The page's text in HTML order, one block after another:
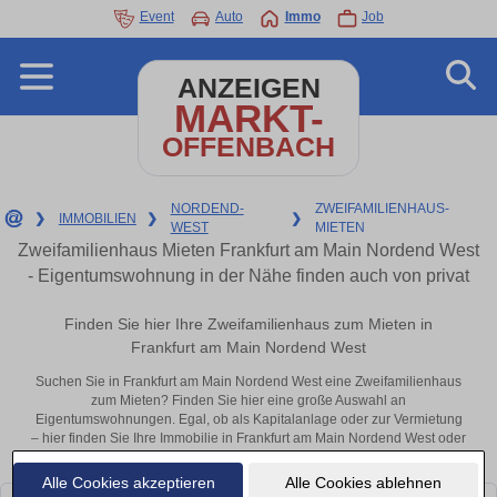
Alle Cookies akzeptieren Alle Cookies ablehnen
Event Auto Immo Job
ANZEIGEN
MARKT-
OFFENBACH
❯ IMMOBILIEN ❯
NORDEND-
WEST
❯
ZWEIFAMILIENHAUS-
MIETEN
Zweifamilienhaus Mieten Frankfurt am Main Nordend West
- Eigentumswohnung in der Nähe finden auch von privat
Finden Sie hier Ihre Zweifamilienhaus zum Mieten in
Frankfurt am Main Nordend West
Suchen Sie in Frankfurt am Main Nordend West eine Zweifamilienhaus
zum Mieten? Finden Sie hier eine große Auswahl an
Eigentumswohnungen. Egal, ob als Kapitalanlage oder zur Vermietung
– hier finden Sie Ihre Immobilie in Frankfurt am Main Nordend West oder